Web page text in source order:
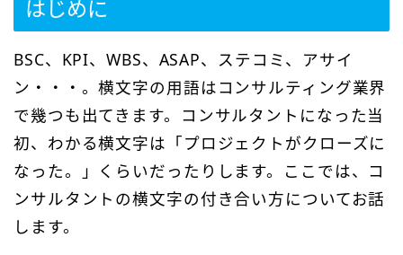
はじめに
BSC、KPI、WBS、ASAP、ステコミ、アサイ
ン・・・。横文字の用語はコンサルティング業界
で幾つも出てきます。コンサルタントになった当
初、わかる横文字は「プロジェクトがクローズに
なった。」くらいだったりします。ここでは、コ
ンサルタントの横文字の付き合い方についてお話
します。